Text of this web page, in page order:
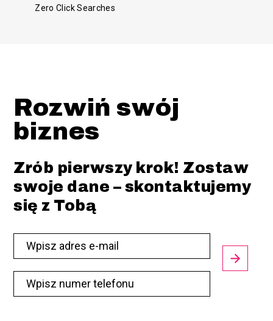
Zero Click Searches
Rozwiń swój
biznes
Zrób pierwszy krok! Zostaw
swoje dane – skontaktujemy
się z Tobą